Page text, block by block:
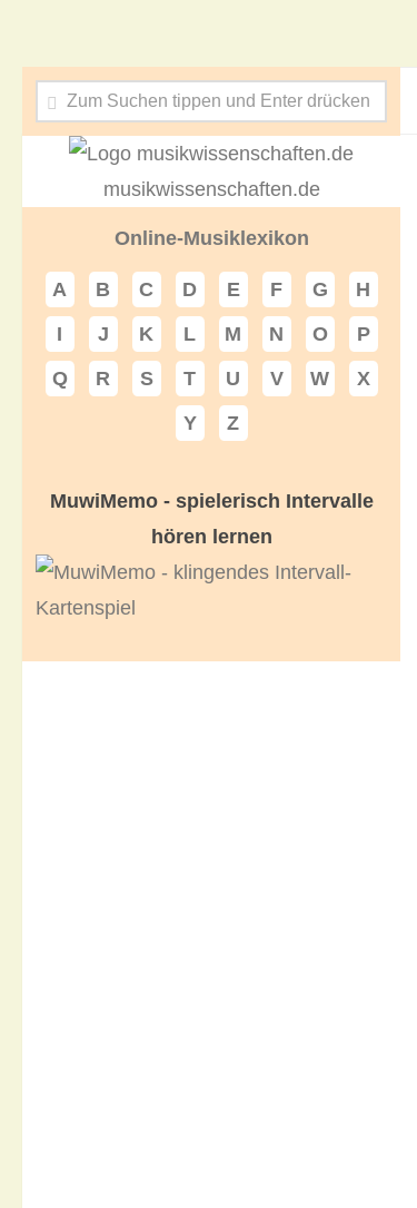
musikwissenschaften.de
Online-Musiklexikon
A B C D E F G
H
I
J K L M N O
P
Q
R S T U V W
X
Y
Z
MuwiMemo - spielerisch Intervalle
hören lernen